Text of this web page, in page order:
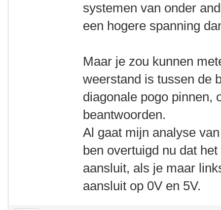
systemen van onder
een hogere spanning
Maar je zou kunnen
weerstand is tussen de
diagonale pogo pinnen,
beantwoorden.
Al gaat mijn analyse
ben overtuigd nu dat
aansluit, als je maar
aansluit op 0V en 5V.